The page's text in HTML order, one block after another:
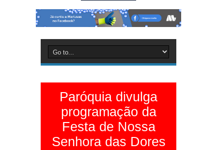
Paróquia divulga
programação da
Festa de Nossa
Senhora das Dores